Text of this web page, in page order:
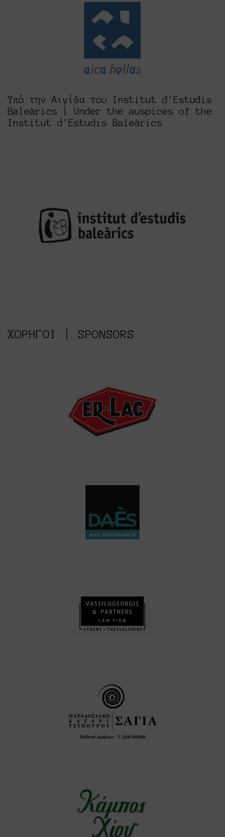
AICA GREECE
Υπό την Αιγίδα του Institut d'Estudis
Baleàrics | Under the auspices of the
Institut d'Estudis Baleàrics
Institut d'Estudis
Baleàrics
ΧΟΡΗΓΟΙ | SPONSORS
Er-Lac
DAES - ART INSURANCE
VASSILOGEORGIS &
PARTNERS LAW FIRM
Κάμπος Χίου